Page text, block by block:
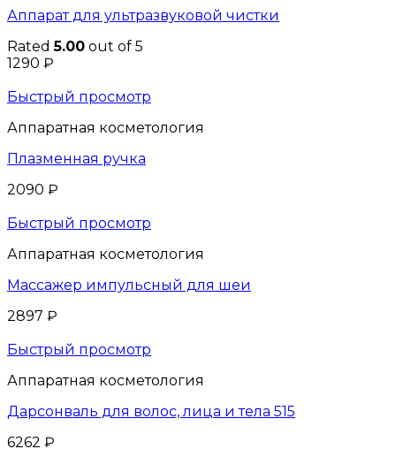
Аппарат для ультразвуковой чистки
Rated5.00 out of 5
1290 ₽
Быстрый просмотр
Аппаратная косметология
Плазменная ручка
2090 ₽
Быстрый просмотр
Аппаратная косметология
Массажер импульсный для шеи
2897 ₽
Быстрый просмотр
Аппаратная косметология
Дарсонваль для волос, лица и тела 515
6262 ₽